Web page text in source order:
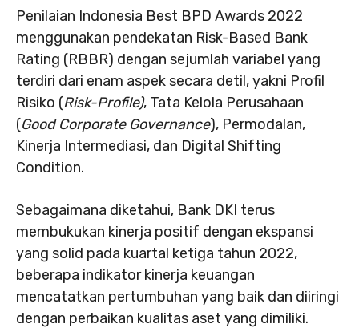
Penilaian Indonesia Best BPD Awards 2022
menggunakan pendekatan Risk-Based Bank
Rating (RBBR) dengan sejumlah variabel yang
terdiri dari enam aspek secara detil, yakni Profil
Risiko (Risk-Profile), Tata Kelola Perusahaan
(Good Corporate Governance), Permodalan,
Kinerja Intermediasi, dan Digital Shifting
Condition.
Sebagaimana diketahui, Bank DKI terus
membukukan kinerja positif dengan ekspansi
yang solid pada kuartal ketiga tahun 2022,
beberapa indikator kinerja keuangan
mencatatkan pertumbuhan yang baik dan diiringi
dengan perbaikan kualitas aset yang dimiliki.